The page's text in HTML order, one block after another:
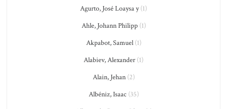
Agurto, José Loaysa y(1)
Ahle, Johann Philipp(1)
Akpabot, Samuel(1)
Alabiev, Alexander (1)
Alain, Jehan(2)
Albéniz, Isaac (35)